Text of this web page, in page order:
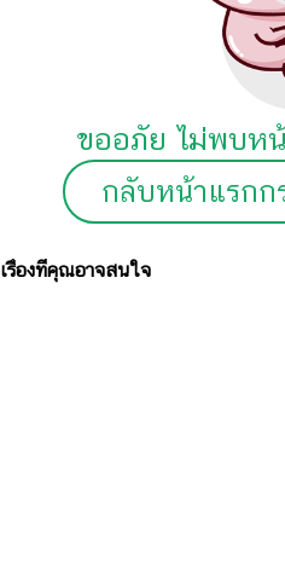
ขออภัย ไม่พบห
กลับหน้าแรกก
เรื่องที่คุณอาจสนใจ